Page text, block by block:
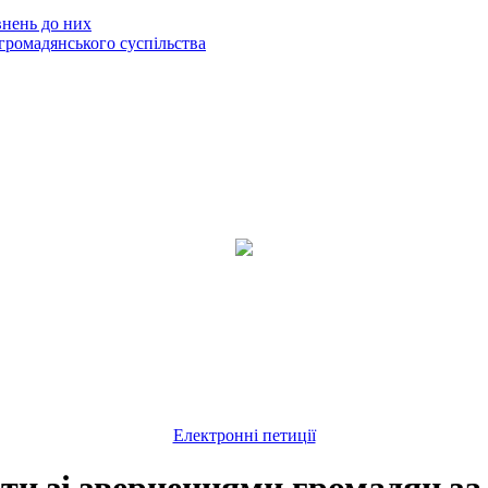
до них
суспільства
Електронні петиції